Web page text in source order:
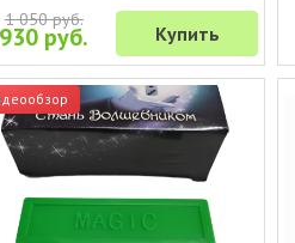
1 050 руб.
930 руб. Купить